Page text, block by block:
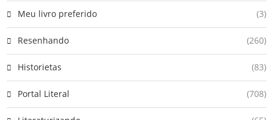
Meu livro preferido (3)
Resenhando (260)
Historietas (83)
Portal Literal (708)